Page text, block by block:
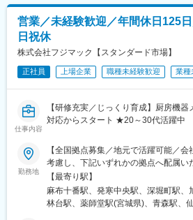
幌市営)、北朝霞駅、鎌ケ谷大仏駅、
駅(東京都)、代官山駅、押上駅、巣鴨
都)、東中野駅、芦花公園駅、宮の坂駅
駅、赤坂見附駅、八王子駅、高尾駅(東
駅、杉田駅(神奈川県)、新高島駅、矢
駅、柚木駅(静岡鉄道線)、第一通り駅
重県)、中洲川端駅、近鉄富田駅、北間
線)、大阪阿部野橋駅、花園駅(京都府
御陵前駅、舞子駅、高速長田駅、猪名
園駅、中井駅、御徒町駅、青山一丁目
門前駅、平沼橋駅、長沼駅(静岡県)、
城北詰駅、天神橋筋六丁目駅、新大阪
下鉄)、鳴滝駅、稲荷駅、中書島駅、
公園駅、八丁堀駅(広島県)、猿猴橋町
営業／未経験歓迎／年間休日125
日祝休
株式会社フジマック【スタンダード市場】
正社員 上場企業 職種未経験歓迎 業種
仕事内容
【研修充実／じっくり育成】厨房機
対応からスタート ★20～30代活躍中
勤務地
【全国拠点募集／地元で活躍可能／
考慮し、下記いずれかの拠点へ配属い
函館市／旭川市／釧路市／帯広市■東
秋田県／山形県／福島県■関東東京都
王子市・小平市）／千葉県（千葉市・
【最寄り駅】
麻布十番駅、発寒中央駅、深堀町駅、
林台駅、薬師堂駅(宮城県)、青森駅、